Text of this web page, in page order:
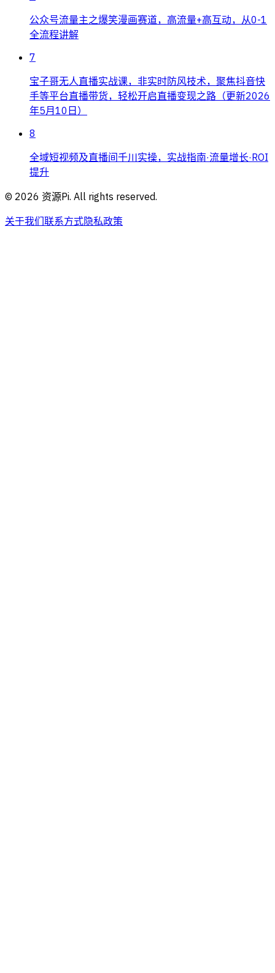
公众号流量主之爆笑漫画赛道，高流量+高互动，从0-1
全流程讲解
7
宝子哥无人直播实战课，非实时防风技术，聚焦抖音快
手等平台直播带货，轻松开启直播变现之路（更新2026
年5月10日）
8
全域短视频及直播间千川实操，实战指南·流量增长·ROI
提升
© 2026 资源Pi. All rights reserved.
关于我们联系方式隐私政策